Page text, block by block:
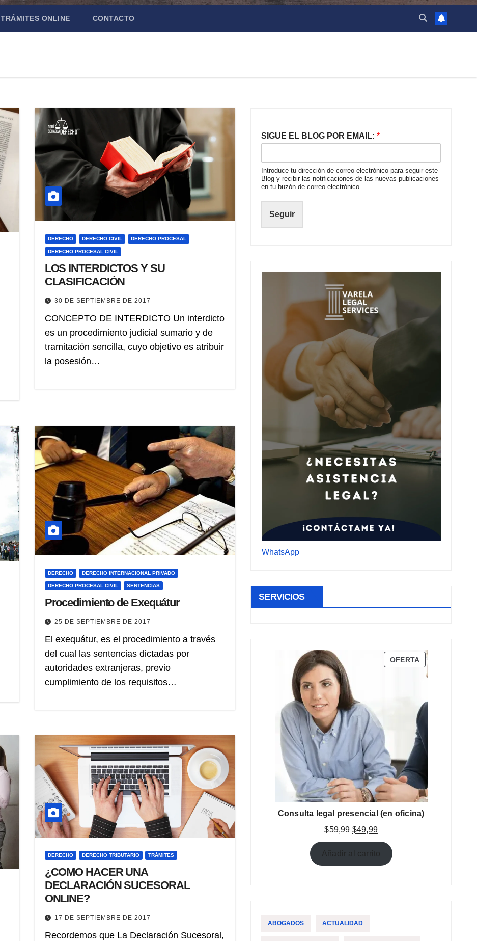
TRÁMITES ONLINE CONTACTO
DERECHO DERECHO CIVIL DERECHO PROCESAL
DERECHO PROCESAL CIVIL
LOS INTERDICTOS Y SU
CLASIFICACIÓN
30 DE SEPTIEMBRE DE 2017
CONCEPTO DE INTERDICTO Un interdicto
es un procedimiento judicial sumario y de
tramitación sencilla, cuyo objetivo es atribuir
la posesión…
DERECHO DERECHO INTERNACIONAL PRIVADO
DERECHO PROCESAL CIVIL SENTENCIAS
Procedimiento de Exequátur
25 DE SEPTIEMBRE DE 2017
El exequátur, es el procedimiento a través
del cual las sentencias dictadas por
autoridades extranjeras, previo
cumplimiento de los requisitos…
DERECHO DERECHO TRIBUTARIO TRÁMITES
¿COMO HACER UNA
DECLARACIÓN SUCESORAL
ONLINE?
17 DE SEPTIEMBRE DE 2017
Recordemos que La Declaración Sucesoral,
SIGUE EL BLOG POR EMAIL:*
Introduce tu dirección de correo electrónico para seguir este
Blog y recibir las notificaciones de las nuevas publicaciones
en tu buzón de correo electrónico.
Seguir
WhatsApp
SERVICIOS
OFERTA PRODUCTO
EN
Consulta legal presencial (en oficina)
$59,99 El
precio
original
$49,99El
precio
actual
es:
Añadir al carrito
ABOGADOS ACTUALIDAD